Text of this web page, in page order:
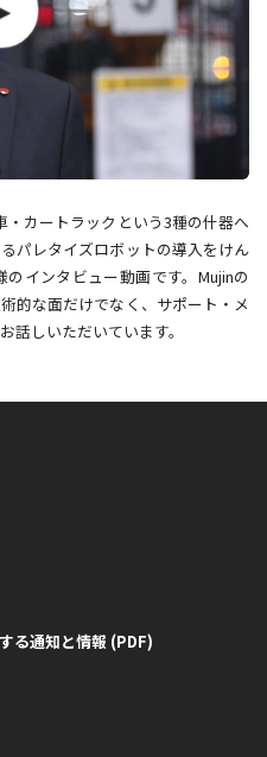
カートラックという3種の什器へ
パレタイズロボットの導入をけん
のインタビュー動画です。Mujinの
的な面だけでなく、サポート・メ
話しいただいています。
る通知と情報 (PDF)